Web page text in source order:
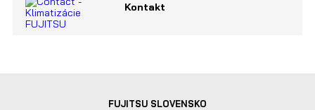
Kontakt
FUJITSU SLOVENSKO